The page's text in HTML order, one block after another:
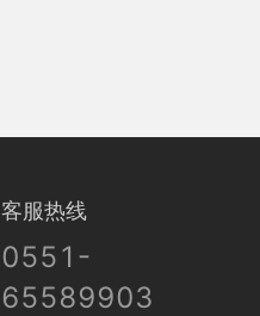
客服热线
0551-
65589903